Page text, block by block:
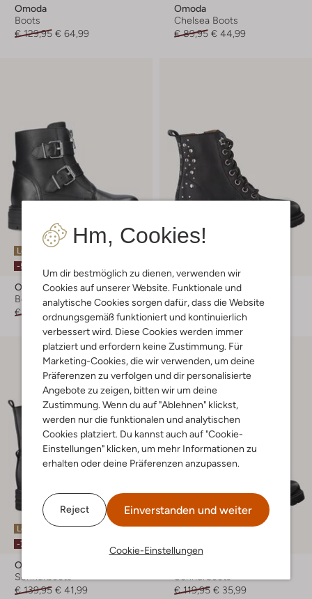
Hm, Cookies!
Um dir bestmöglich zu dienen, verwenden wir
Cookies auf unserer Website. Funktionale und
analytische Cookies sorgen dafür, dass die Website
ordnungsgemäß funktioniert und kontinuierlich
verbessert wird. Diese Cookies werden immer
platziert und erfordern keine Zustimmung. Für
Marketing-Cookies, die wir verwenden, um deine
Präferenzen zu verfolgen und dir personalisierte
Angebote zu zeigen, bitten wir um deine
Zustimmung. Wenn du auf "Ablehnen" klickst,
werden nur die funktionalen und analytischen
Cookies platziert. Du kannst auch auf "Cookie-
Einstellungen" klicken, um mehr Informationen zu
erhalten oder deine Präferenzen anzupassen.
Reject Einverstanden und weiter
Cookie-Einstellungen
Omoda
Boots
€ 129,95 € 64,99
Omoda
Chelsea Boots
€ 89,95 € 44,99
Letzte Größen
-50%
Omoda
Boots
€ 129,95
€ 64,99
Omoda
Schnürboots
€ 79,95
€ 39,95
Letzter Artikel
-70%
Omoda
Schnürboots
€ 139,95 € 41,99
Letzte Größen
Schnürboots
€ 119,95 € 35,99